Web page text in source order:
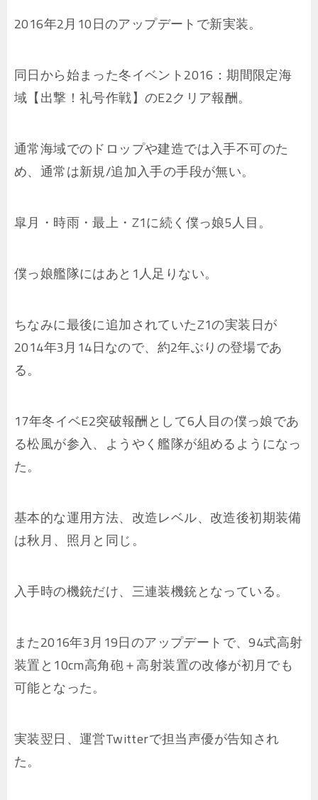
2016年2月10日のアップデートで新実装。
同日から始まった冬イベント2016：期間限定海
域【出撃！礼号作戦】のE2クリア報酬。
通常海域でのドロップや建造では入手不可のた
め、通常は新規/追加入手の手段が無い。
皐月・時雨・最上・Z1に続く僕っ娘5人目。
僕っ娘艦隊にはあと1人足りない。
ちなみに最後に追加されていたZ1の実装日が
2014年3月14日なので、約2年ぶりの登場であ
る。
17年冬イベE2突破報酬として6人目の僕っ娘であ
る松風が参入、ようやく艦隊が組めるようになっ
た。
基本的な運用方法、改造レベル、改造後初期装備
は秋月、照月と同じ。
入手時の機銃だけ、三連装機銃となっている。
また2016年3月19日のアップデートで、94式高射
装置と10cm高角砲＋高射装置の改修が初月でも
可能となった。
実装翌日、運営Twitterで担当声優が告知され
た。